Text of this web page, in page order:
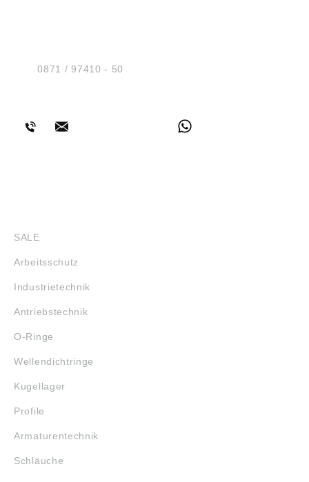
Tel.:0871 / 97410 - 50
SALE
Arbeitsschutz
Industrietechnik
Antriebstechnik
O-Ringe
Wellendichtringe
Kugellager
Profile
Armaturentechnik
Schläuche